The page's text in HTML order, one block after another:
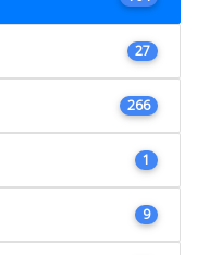
27
266
1
9